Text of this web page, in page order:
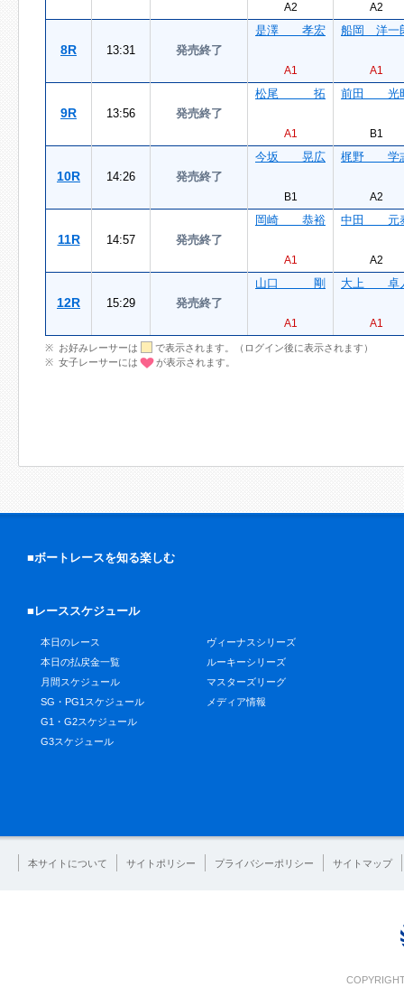
A2 A2
8R 13:31 発売終了
是澤 孝宏
A1
船岡 洋一
A1
9R 13:56 発売終了
松尾 拓
A1
前田 光
B1
10R 14:26 発売終了
今坂 晃広
B1
梶野 学
A2
11R 14:57 発売終了
岡崎 恭裕
A1
中田 元
A2
12R 15:29 発売終了
山口 剛
A1
大上 卓
A1
お好みレーサーは
で表示されます。（ログイン後に表示されます）
女子レーサーには
が表示されます。
■ボートレースを知る楽しむ
■レーススケジュール
本日のレース
本日の払戻金一覧
月間スケジュール
SG・PG1スケジュール
G1・G2スケジュール
G3スケジュール
ヴィーナスシリーズ
ルーキーシリーズ
マスターズリーグ
メディア情報
本サイトについて サイトポリシー プライバシーポリシー サイトマップ